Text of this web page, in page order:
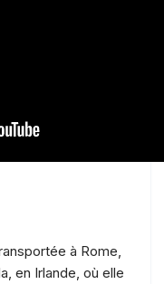
à Rome,
en Irlande, où elle